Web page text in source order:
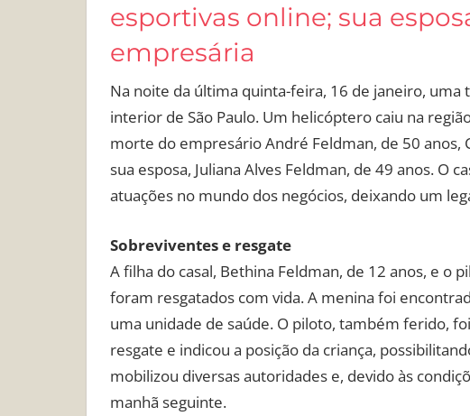
esportivas online; sua
empresária
Na noite da última quinta-feira, 16 de janeiro, uma
interior de São Paulo. Um helicóptero caiu na
morte do empresário André Feldman, de 50 anos,
sua esposa, Juliana Alves Feldman, de 49 anos. O
atuações no mundo dos negócios, deixando um
Sobreviventes e resgate
A filha do casal, Bethina Feldman, de 12 anos, e o
foram resgatados com vida. A menina foi
uma unidade de saúde. O piloto, também ferido,
resgate e indicou a posição da criança,
mobilizou diversas autoridades e, devido às
manhã seguinte.